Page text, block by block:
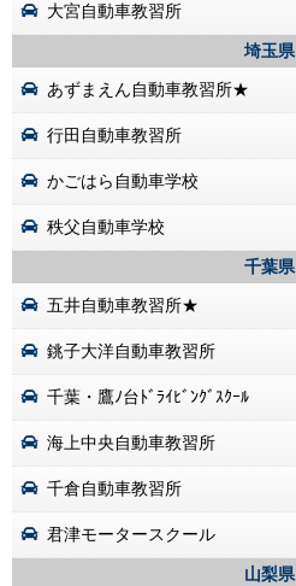
大宮自動車教習所
埼玉県
あずまえん自動車教習所★
行田自動車教習所
かごはら自動車学校
秩父自動車学校
千葉県
五井自動車教習所★
銚子大洋自動車教習所
千葉・鷹ﾉ台ﾄﾞﾗｲﾋﾞﾝｸﾞｽｸｰﾙ
海上中央自動車教習所
千倉自動車教習所
君津モータースクール
山梨県